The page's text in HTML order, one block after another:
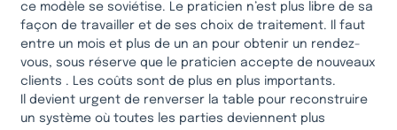
ce modèle se soviétise. Le praticien n’est plus libre de sa
façon de travailler et de ses choix de traitement. Il faut
entre un mois et plus de un an pour obtenir un rendez-
vous, sous réserve que le praticien accepte de nouveaux
clients . Les coûts sont de plus en plus importants.
Il devient urgent de renverser la table pour reconstruire
un système où toutes les parties deviennent plus